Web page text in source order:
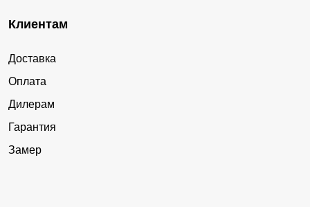
Клиентам
Доставка
Оплата
Дилерам
Гарантия
Замер